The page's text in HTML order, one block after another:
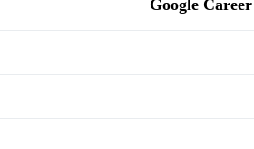
به مدیریت کیفیت، استانداردهای
Google